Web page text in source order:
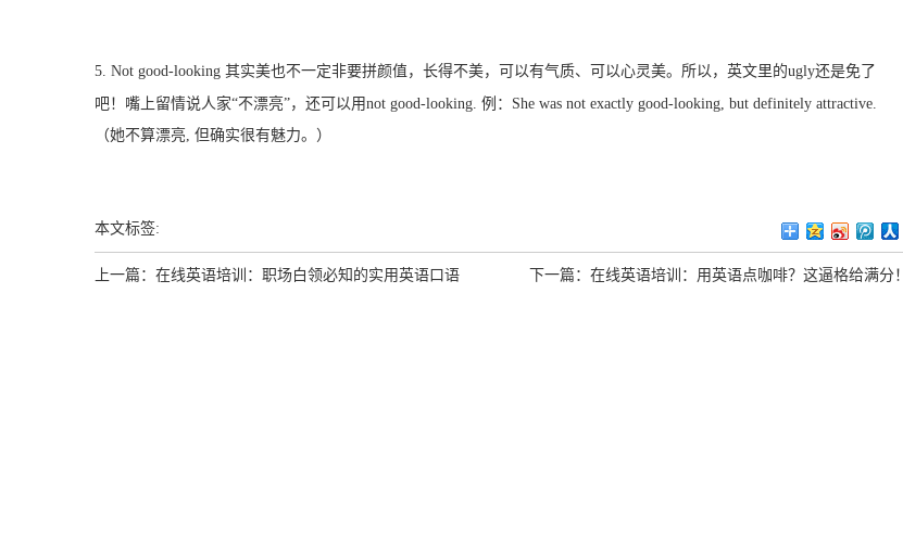
5. Not good-looking 其实美也不一定非要拼颜值，长得不美，可以有气质、可以心灵美。所以，英文里的ugly还是免了
吧！嘴上留情说人家“不漂亮”，还可以用not good-looking. 例：She was not exactly good-looking, but definitely attractive.
（她不算漂亮, 但确实很有魅力。）
本文标签:
上一篇： 在线英语培训：职场白领必知的实用英语口语 下一篇： 在线英语培训：用英语点咖啡？这逼格给满分！